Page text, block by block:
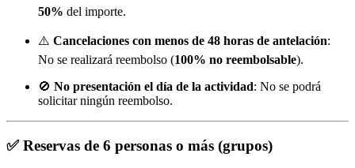
50% del importe.
⚠️ Cancelaciones con menos de 48 horas de antelación:
No se realizará reembolso (100% no reembolsable).
🚫 No presentación el día de la actividad: No se podrá
solicitar ningún reembolso.
✅Reservas de 6 personas o más (grupos)